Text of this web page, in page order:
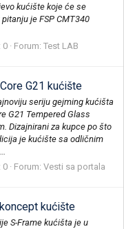
kućište koje će se
je FSP CMT340
0 Forum: Test LAB
G21 kućište
seriju gejming kućišta
G21 Tempered Glass
Dizajnirani za kupce po što
je kućište sa odličnim
0 Forum: Vesti sa portala
kućište
S-Frame kućišta je u